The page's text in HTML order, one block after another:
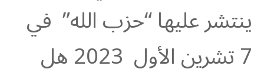
ينتشر عليها “حزب الله” في
7 تشرين الأول 2023 هل